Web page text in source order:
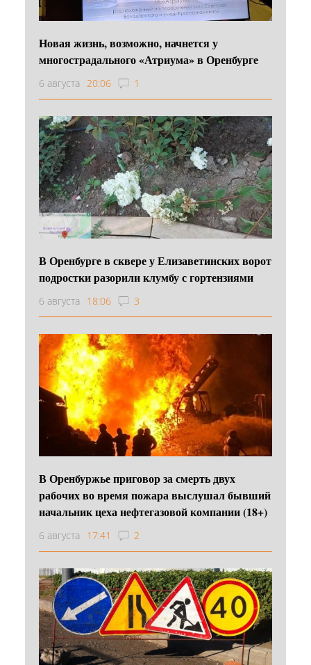
Новая жизнь, возможно, начнется у
многострадального «Атриума» в Оренбурге
6 августа 20:06 1
В Оренбурге в сквере у Елизаветинских ворот
подростки разорили клумбу с гортензиями
6 августа 18:06 3
В Оренбуржье приговор за смерть двух
рабочих во время пожара выслушал бывший
начальник цеха нефтегазовой компании (18+)
6 августа 17:41 2